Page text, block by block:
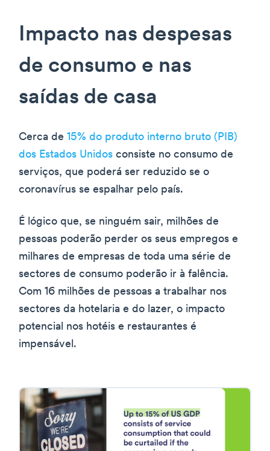
Impacto nas despesas
de consumo e nas
saídas de casa
Cerca de 15% do produto interno bruto (PIB)
dos Estados Unidos consiste no consumo de
serviços, que poderá ser reduzido se o
coronavírus se espalhar pelo país.
É lógico que, se ninguém sair, milhões de
pessoas poderão perder os seus empregos e
milhares de empresas de toda uma série de
sectores de consumo poderão ir à falência.
Com 16 milhões de pessoas a trabalhar nos
sectores da hotelaria e do lazer, o impacto
potencial nos hotéis e restaurantes é
impensável.